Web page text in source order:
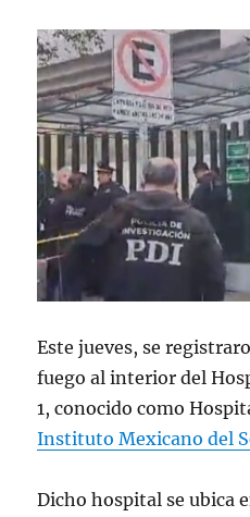
Este jueves, se
fuego al interior del
1, conocido como
Instituto Mexicano del
Dicho hospital se ubica